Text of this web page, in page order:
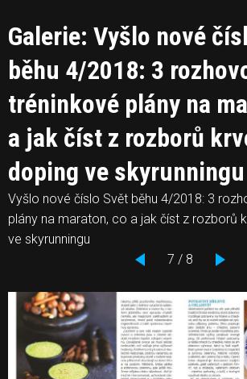
Galerie: Vyšlo nové
běhu 4/2018: 3
tréninkové plány na
a jak číst z rozborů
doping ve skyrunningu
Vyšlo nové číslo Svět běhu 4/2018: 3
plány na maraton, co a jak číst z rozborů
ve skyrunningu
7 / 8